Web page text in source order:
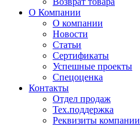
О Компании
О компании
Новости
Статьи
Сертификаты
Успешные проекты
Спецоценка
Контакты
Отдел продаж
Тех.поддержка
Реквизиты компании